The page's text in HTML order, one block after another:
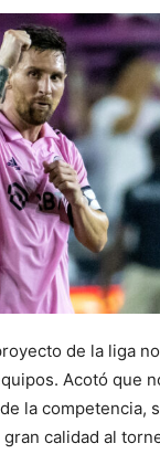
de la liga
Acotó que
la competencia,
calidad al